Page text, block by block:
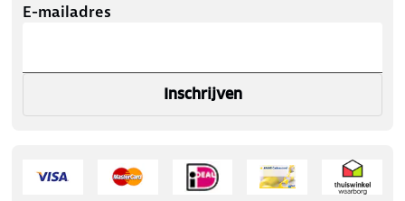
E-mailadres
Inschrijven